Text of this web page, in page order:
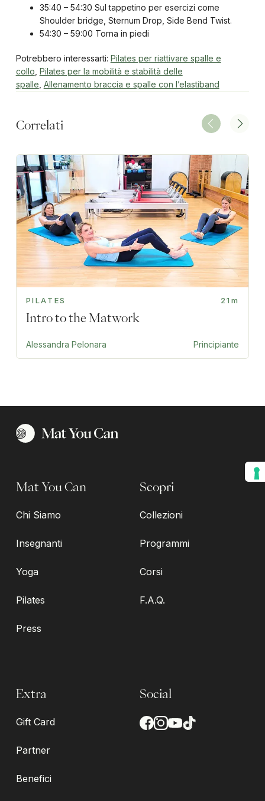
35:40 – 54:30 Sul tappetino per esercizi come
Shoulder bridge, Sternum Drop, Side Bend Twist.
54:30 – 59:00 Torna in piedi
Potrebbero interessarti: Pilates per riattivare spalle e
collo Pilates per la mobilità e stabilità delle
spalle Allenamento braccia e spalle con l’elastiband
Correlati
PILATES 21m
Intro to the Matwork
Alessandra Pelonara Principiante
Mat You Can
Chi Siamo
Insegnanti
Yoga
Pilates
Press
Scopri
Collezioni
Programmi
Corsi
F.A.Q.
Extra
Gift Card
Partner
Benefici
Social